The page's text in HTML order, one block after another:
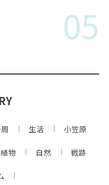
05
生活 小笠原
植物 自然 戦跡